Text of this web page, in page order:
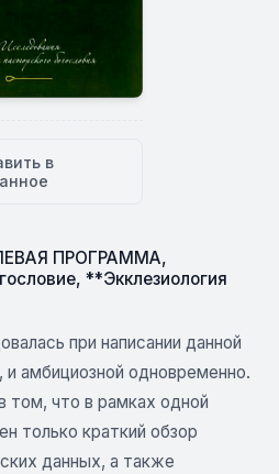
в
ПРОГРАММА,
, **Экклезиология
при написании данной
и амбициозной одновременно.
том, что в рамках одной
только краткий обзор
данных, а также